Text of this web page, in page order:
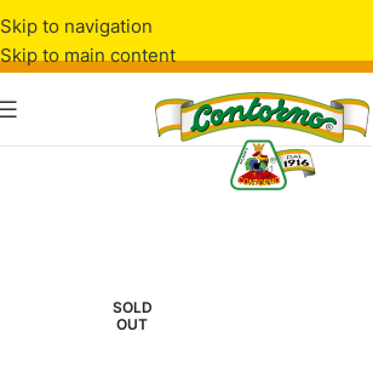
Skip to navigation
Skip to main content
SOLD
OUT